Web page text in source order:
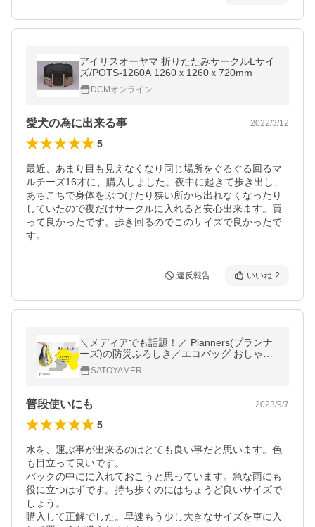
アイリスオーヤマ 折りたたみサークルLサイ
ズ/POTS-1260A 1260ｘ1260ｘ720mm
DCMオンライン
愛犬の為に出来る事 2022/3/12
5
最近、あまり目も見えなくなり同じ場所をぐるぐる回るマ
ルチーズ16才に、購入しました。夜中に起きて歩き出し、
あちこちで身体をぶつけたり狭い所から出れなくなったり
していたので夜だけサークルに入れると安心出来ます。買
って良かったです。歩き回るのでこのサイズで良かったで
す。
違反報告 いいね 2
＼メディアでも話題！／ Planners(プランナ
ーズ)の防災ふろしき／エコバッグ おしゃれ
超撥水 多機能 キャンプ
SATOYAMER
普段使いにも 2023/9/7
5
水を、運ぶ事が出来るのはとても良い事だと思います。色
も目立って良いです。
バックの中にに入れておこうと思っています。急な雨にも
役に立つはずです。持ち歩くのにはちょうど良いサイズで
しょう。
購入して正解でした。早速もう少し大きなサイズを車に入